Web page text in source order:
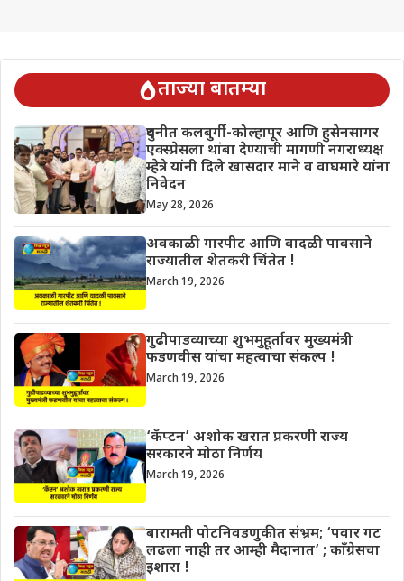
ताज्या बातम्या
दुधनीत कलबुर्गी-कोल्हापूर आणि हुसेनसागर
एक्स्प्रेसला थांबा देण्याची मागणी नगराध्यक्ष
म्हेत्रे यांनी दिले खासदार माने व वाघमारे यांना
निवेदन
May 28, 2026
अवकाळी गारपीट आणि वादळी पावसाने
राज्यातील शेतकरी चिंतेत !
March 19, 2026
गुढीपाडव्याच्या शुभमुहूर्तावर मुख्यमंत्री
फडणवीस यांचा महत्वाचा संकल्प !
March 19, 2026
‘कॅप्टन’ अशोक खरात प्रकरणी राज्य
सरकारने मोठा निर्णय
March 19, 2026
बारामती पोटनिवडणुकीत संभ्रम; ‘पवार गट
लढला नाही तर आम्ही मैदानात’ ; काँग्रेसचा
इशारा !